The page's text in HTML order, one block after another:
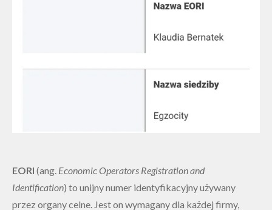
EORI (ang. Economic Operators Registration and
Identification) to unijny numer identyfikacyjny używany
przez organy celne. Jest on wymagany dla każdej firmy,